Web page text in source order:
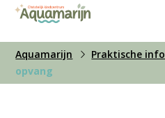
Aquamarijn Praktische info
opvang